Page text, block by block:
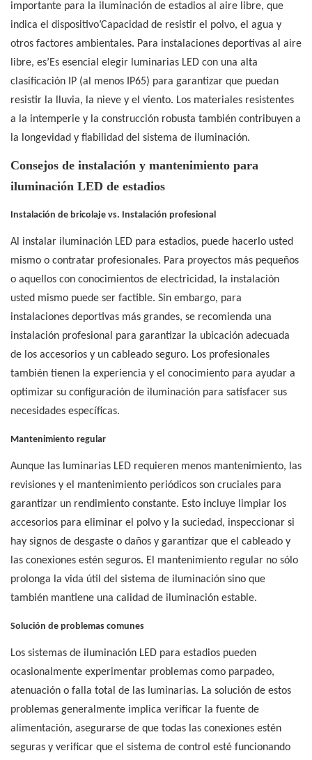
importante para la iluminación de estadios al aire libre, que
indica el dispositivo’Capacidad de resistir el polvo, el agua y
otros factores ambientales. Para instalaciones deportivas al aire
libre, es’Es esencial elegir luminarias LED con una alta
clasificación IP (al menos IP65) para garantizar que puedan
resistir la lluvia, la nieve y el viento. Los materiales resistentes
a la intemperie y la construcción robusta también contribuyen a
la longevidad y fiabilidad del sistema de iluminación.
Consejos de instalación y mantenimiento para
iluminación LED de estadios
Instalación de bricolaje vs. Instalación profesional
Al instalar iluminación LED para estadios, puede hacerlo usted
mismo o contratar profesionales. Para proyectos más pequeños
o aquellos con conocimientos de electricidad, la instalación
usted mismo puede ser factible. Sin embargo, para
instalaciones deportivas más grandes, se recomienda una
instalación profesional para garantizar la ubicación adecuada
de los accesorios y un cableado seguro. Los profesionales
también tienen la experiencia y el conocimiento para ayudar a
optimizar su configuración de iluminación para satisfacer sus
necesidades específicas.
Mantenimiento regular
Aunque las luminarias LED requieren menos mantenimiento, las
revisiones y el mantenimiento periódicos son cruciales para
garantizar un rendimiento constante. Esto incluye limpiar los
accesorios para eliminar el polvo y la suciedad, inspeccionar si
hay signos de desgaste o daños y garantizar que el cableado y
las conexiones estén seguros. El mantenimiento regular no sólo
prolonga la vida útil del sistema de iluminación sino que
también mantiene una calidad de iluminación estable.
Solución de problemas comunes
Los sistemas de iluminación LED para estadios pueden
ocasionalmente experimentar problemas como parpadeo,
atenuación o falla total de las luminarias. La solución de estos
problemas generalmente implica verificar la fuente de
alimentación, asegurarse de que todas las conexiones estén
seguras y verificar que el sistema de control esté funcionando